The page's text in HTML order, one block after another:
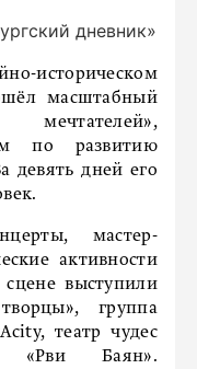
дневник»
историческом
масштабный
по развитию
девять дней его
мастер-
активности
выступили
группа
театр чудес
«Рви Баян».